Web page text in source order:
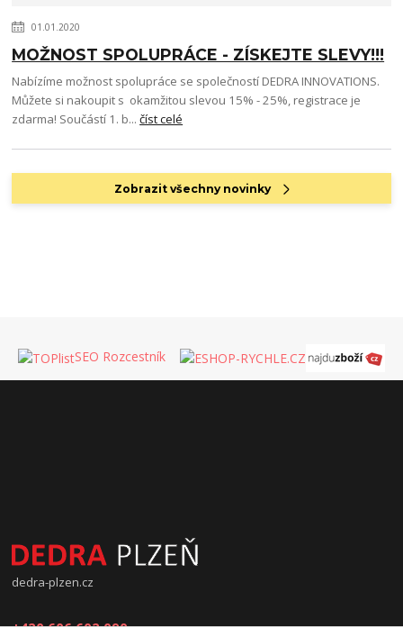
01.01.2020
MOŽNOST SPOLUPRÁCE - ZÍSKEJTE SLEVY!!!
Nabízíme možnost spolupráce se společností DEDRA INNOVATIONS.
Můžete si nakoupit s okamžitou slevou 15% - 25%, registrace je
zdarma! Součástí 1. b...číst celé
Zobrazit všechny novinky
SEO Rozcestník
dedra-plzen.cz
+420 606 602 090